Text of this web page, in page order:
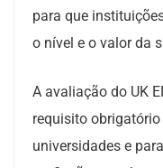
para que
o nível e o valor da
A avaliação do UK
requisito
universidades e